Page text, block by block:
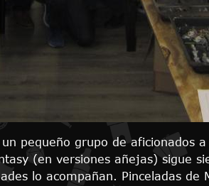
pequeño grupo de aficionados
(en versiones añejas) sigue
lo acompañan. Pinceladas de